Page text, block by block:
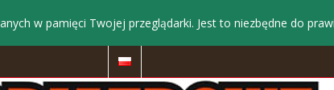
w pamięci Twojej przeglądarki. Jest to niezbędne do